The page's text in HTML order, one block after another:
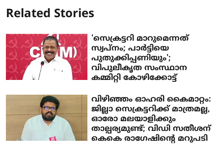
Related Stories
'സെക്രട്ടറി മാറുമെന്നത്
സ്വപ്‌നം; പാര്‍ട്ടിയെ
പുതുക്കിപ്പണിയും';
വിപുലീകൃത സംസ്ഥാന
കമ്മിറ്റി കോഴിക്കോട്ട്
വിഴിഞ്ഞം ഓഹരി കൈമാറ്റം:
ജില്ലാ സെക്രട്ടറിക്ക് മാത്രമല്ല,
ഓരോ മലയാളിക്കും
താല്പര്യമുണ്ട്; വിഡി സതീശന്
കെകെ രാഗേഷിന്റെ മറുപടി